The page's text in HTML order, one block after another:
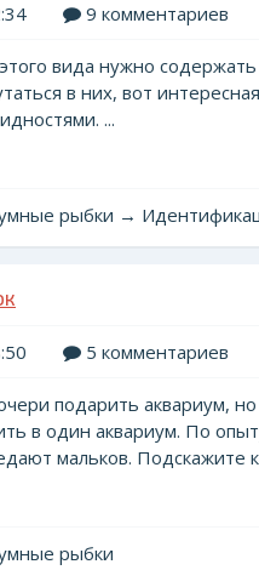
9 комментариев
вида нужно
в них, вот
...
рыбки →
5 комментариев
подарить аквариум,
в один аквариум. По
мальков. Подскажите
рыбки